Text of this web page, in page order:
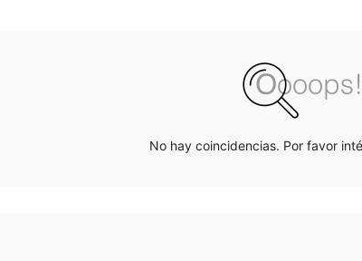
No hay coincidencias. Por favor